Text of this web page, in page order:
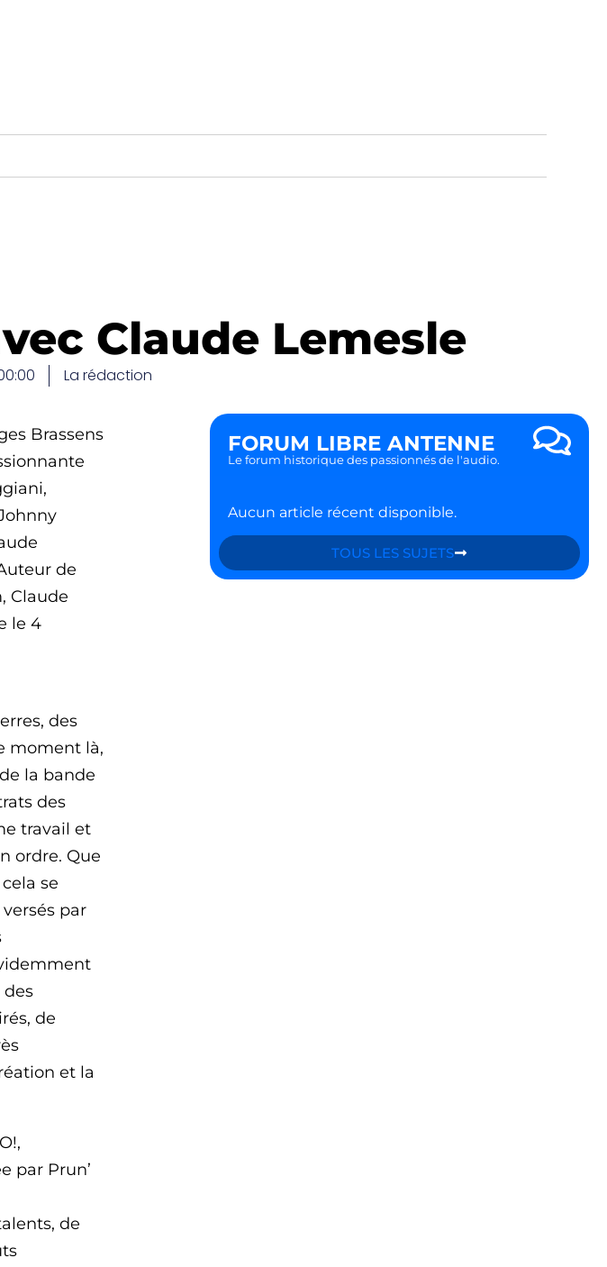
Claude Lemesle
La rédaction
Brassens
de
Claude
le 4
des
moment là,
la bande
des
travail et
ordre. Que
se
par
des
de
et la
par Prun’
de
FORUM LIBRE ANTENNE
Le forum historique des passionnés de l'audio.
Aucun article récent disponible.
TOUS LES SUJETS